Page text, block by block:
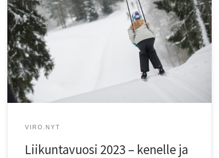
Liikuntavuosi 2023 on hyvä tilaisuus toteuttaa pieniä
liikunnallisia muutoksia sekä yksilönä että osana yhteisöjä.
VIRO.NYT
Liikuntavuosi 2023 – kenelle ja